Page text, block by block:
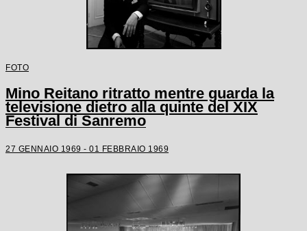
FOTO
Mino Reitano ritratto mentre guarda la
televisione dietro alla quinte del XIX
Festival di Sanremo
27 GENNAIO 1969 - 01 FEBBRAIO 1969